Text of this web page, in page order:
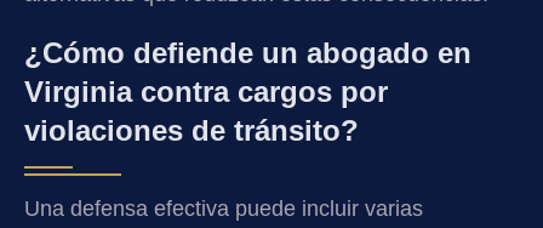
¿Cómo defiende un abogado en
Virginia contra cargos por
violaciones de tránsito?
Una defensa efectiva puede incluir varias